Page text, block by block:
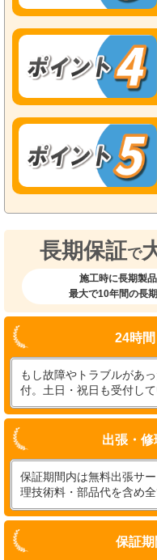
長期保証で
施工時に長期製
最大で10年間の長
24時
もし故障やトラブルがあ
付。土日・祝日も受付して
出張・修
保証期間内は無料出張サ
理技術料・部品代を含め
保証